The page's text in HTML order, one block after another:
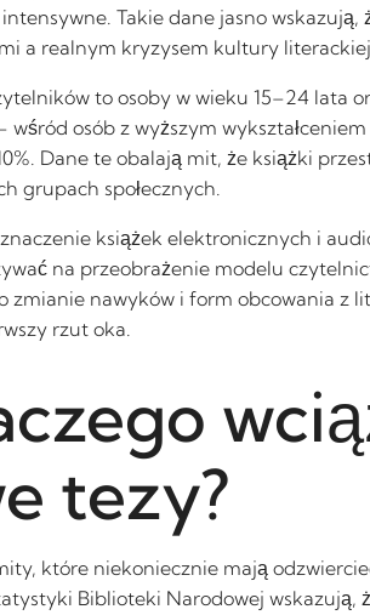
Takie dane jasno wskazują,
a realnym kryzysem kultury
to osoby w wieku 15–24 lata
osób z wyższym
Dane te obalają mit, że książki
grupach społecznych.
książek elektronicznych i
na przeobrażenie modelu
nawyków i form obcowania z
rzut oka.
tezy?
które niekoniecznie mają
Biblioteki Narodowej wskazują,